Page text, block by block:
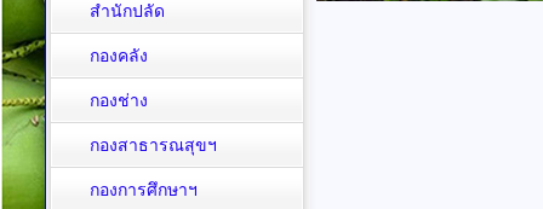
สำนักปลัด
กองคลัง
กองช่าง
กองสาธารณสุขฯ
กองการศึกษาฯ